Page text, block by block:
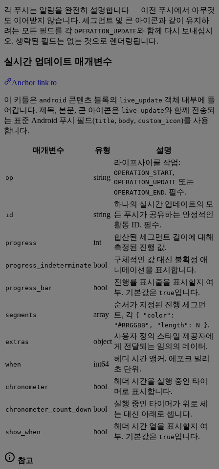
각 푸시는 알림을 완전히 설명합니다 — 이전 푸시에서 아무것
도 이어받지 않습니다. 세그먼트 및 큰 아이콘과 같이 유지하
려는 모든 필드를 각 OPERATION_UPDATE와 함께 다시 보내십시
오. 생략된 필드는 없는 것으로 렌더링됩니다.
실시간 업데이트 매개변수
Anchor link to
이 키들은 android 콘텐츠 블록의 live_update 객체 내부에 들
어갑니다. 제목, 본문, 큰 아이콘은 live_update와 함께 전송되
는 표준 Android 푸시 필드(title, body, custom_icon)를 사용
합니다.
매개변수 유형 설명
op string
라이프사이클 작업:
OPERATION_START,
OPERATION_UPDATE 또는
OPERATION_END. 필수.
id string
하나의 실시간 업데이트의 모
든 푸시가 공유하는 안정적인
활동 ID. 필수.
progress int
합산된 세그먼트 길이에 대해
측정된 진행 값.
progress_indeterminate bool
구체적인 값 대신 불확정 애
니메이션을 표시합니다.
progress_bar bool
진행률 표시줄을 표시할지 여
부. 기본값은 true입니다.
segments array
순서가 지정된 진행 세그먼
트, 각 { "color":
"#RRGGBB", "length": N }.
extras object
사용자 정의 스타일 제공자에
게 전달되는 임의의 데이터.
when int64
헤더 시간 앵커, 에포크 밀리
초 단위.
chronometer bool
헤더 시간을 실행 중인 타이
머로 표시합니다.
chronometer_count_down bool
실행 중인 타이머가 위로 세
는 대신 아래로 셉니다.
show_when bool
헤더 시간 열을 표시할지 여
부. 기본값은 true입니다.
참고